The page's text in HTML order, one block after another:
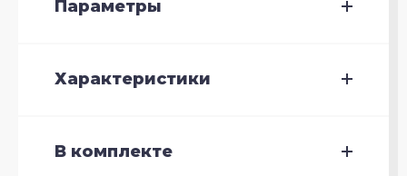
Параметры
Характеристики
В комплекте